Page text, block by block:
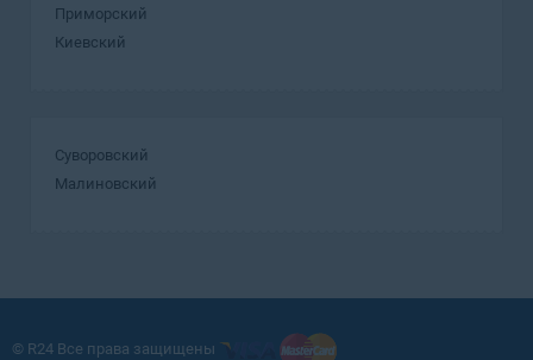
Приморский
Киевский
Суворовский
Малиновский
© R24 Все права защищены